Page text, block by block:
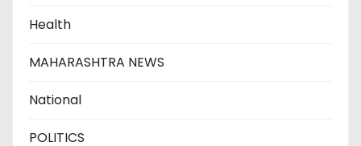
Health
MAHARASHTRA NEWS
National
POLITICS